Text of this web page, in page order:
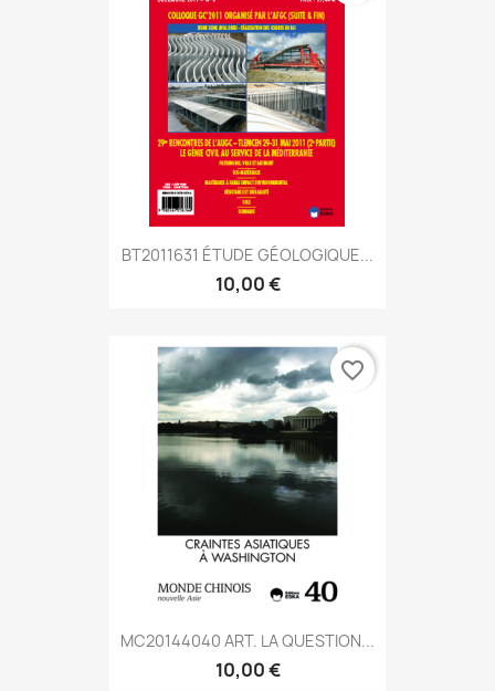
BT2011631 ÉTUDE GÉOLOGIQUE...
10,00 €
MC20144040 ART. LA QUESTION...
10,00 €
favorite_border